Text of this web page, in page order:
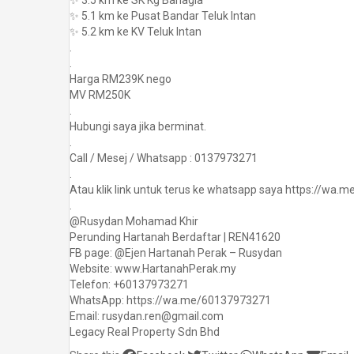
✨ 5.1 km ke Pusat Bandar Teluk Intan
✨ 5.2 km ke KV Teluk Intan
.
.
Harga RM239K nego
MV RM250K
.
Hubungi saya jika berminat.
.
Call / Mesej / Whatsapp : 0137973271
.
Atau klik link untuk terus ke whatsapp saya https://
.
@Rusydan Mohamad Khir
Perunding Hartanah Berdaftar | REN41620
FB page: @Ejen Hartanah Perak – Rusydan
Website: www.HartanahPerak.my
Telefon: +60137973271
WhatsApp: https://wa.me/60137973271
Email: rusydan.ren@gmail.com
Legacy Real Property Sdn Bhd